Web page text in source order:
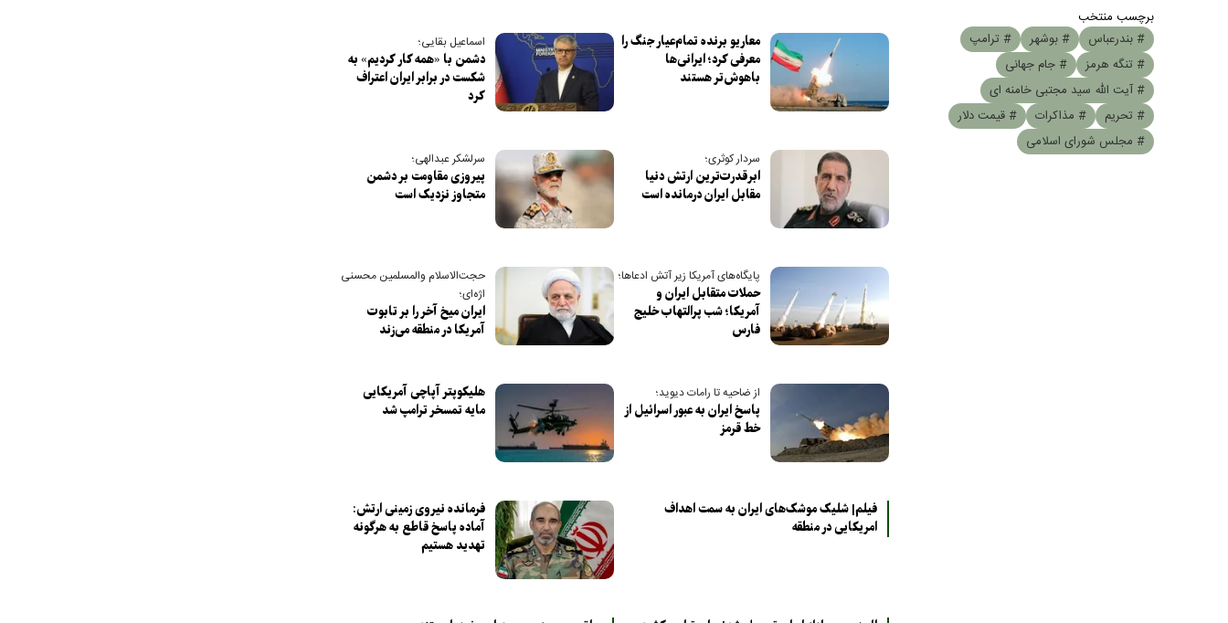
معاریو برنده تمام‌عیار جنگ را
معرفی کرد؛ ایرانی‌ها
باهوش‌تر هستند
اسماعیل بقایی؛
دشمن با «همه کار کردیم» به
شکست در برابر ایران اعتراف
کرد
سردار کوثری؛
ابرقدرت‌ترین ارتش دنیا
مقابل ایران درمانده است
سرلشکر عبدالهی؛
پیروزی مقاومت بر دشمن
متجاوز نزدیک است
پایگاه‌های آمریکا زیر آتش ادعاها؛
حملات متقابل ایران و
آمریکا؛ شب پرالتهاب خلیج
فارس
حجت‌الاسلام والمسلمین محسنی
اژه‌ای؛
ایران میخ آخر را بر تابوت
آمریکا در منطقه می‌زند
از ضاحیه تا رامات دیوید؛
پاسخ ایران به عبور اسرائیل از
خط قرمز
هلیکوپتر آپاچی آمریکایی
مایه تمسخر ترامپ شد
فیلم| شلیک موشک‌های ایران به سمت اهداف
امریکایی در منطقه
فرمانده نیروی زمینی ارتش:
آماده پاسخ قاطع به هرگونه
تهدید هستیم
برچسب منتخب
# بندرعباس
# بوشهر
# ترامپ
# تنگه هرمز
# جام جهانی
# آیت الله سید مجتبی خامنه ای
# تحریم
# مذاکرات
# قیمت دلار
# مجلس شورای اسلامی